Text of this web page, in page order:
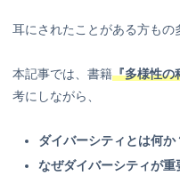
耳にされたことがある方もの
本記事では、書籍『多様性の
考にしながら、
ダイバーシティとは何か
なぜダイバーシティが重